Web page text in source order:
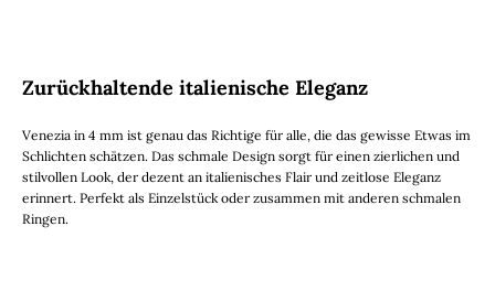
Zurückhaltende italienische Eleganz
Venezia in 4 mm ist genau das Richtige für alle, die das gewisse Etwas im
Schlichten schätzen. Das schmale Design sorgt für einen zierlichen und
stilvollen Look, der dezent an italienisches Flair und zeitlose Eleganz
erinnert. Perfekt als Einzelstück oder zusammen mit anderen schmalen
Ringen.